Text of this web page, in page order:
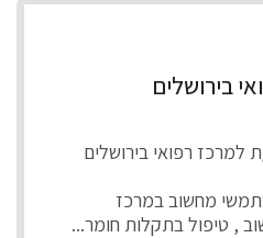
בירושלים
למרכז רפואי בירושלים
מחשוב במרכז
, טיפול בתקלות חומר...